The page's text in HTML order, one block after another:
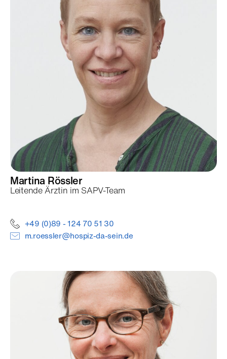
Martina Rössler
Leitende Ärztin im SAPV-Team
+49 (0)89 - 124 70 51 30
m.roessler@hospiz-da-sein.de